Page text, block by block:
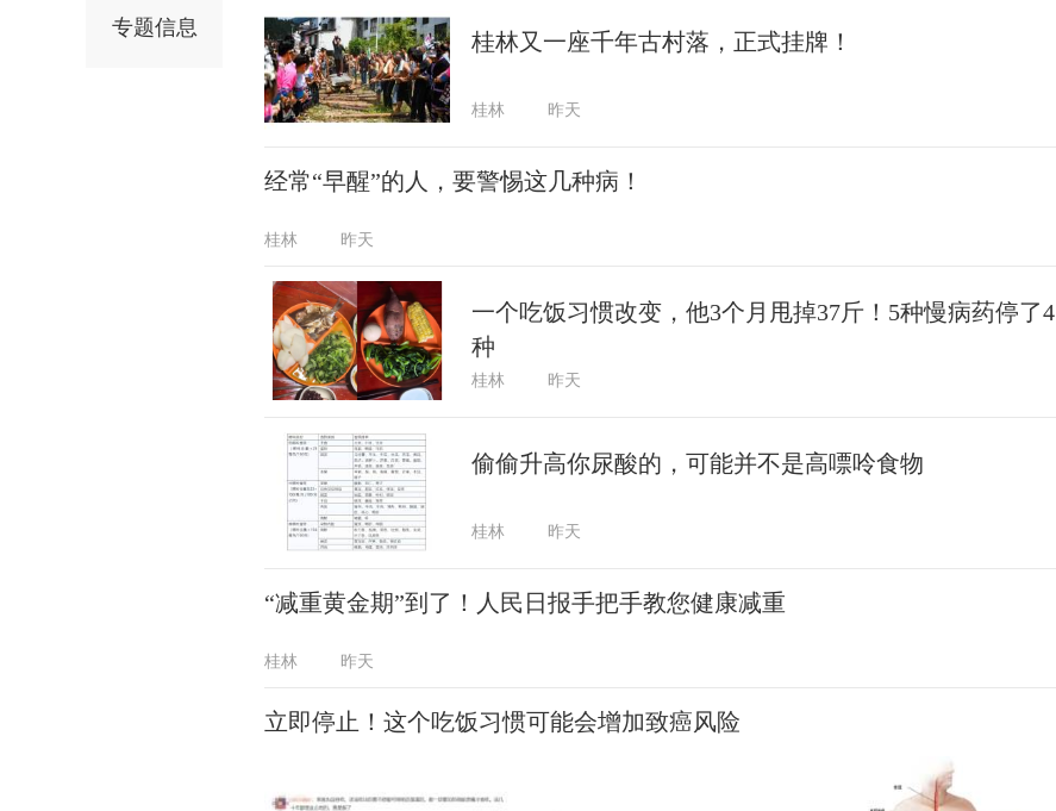
专题信息
桂林又一座千年古村落，正式挂牌！
桂林 昨天
经常“早醒”的人，要警惕这几种病！
桂林 昨天
一个吃饭习惯改变，他3个月甩掉37斤！5种慢病药停了4
种
桂林 昨天
偷偷升高你尿酸的，可能并不是高嘌呤食物
桂林 昨天
“减重黄金期”到了！人民日报手把手教您健康减重
桂林 昨天
立即停止！这个吃饭习惯可能会增加致癌风险